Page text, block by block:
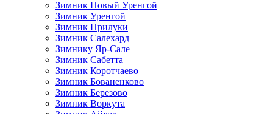
Зимник Новый Уренгой
Зимник Уренгой
Зимник Прилуки
Зимник Салехард
Зимнику Яр-Сале
Зимник Сабетта
Зимник Коротчаево
Зимник Бованенково
Зимник Березово
Зимник Воркута